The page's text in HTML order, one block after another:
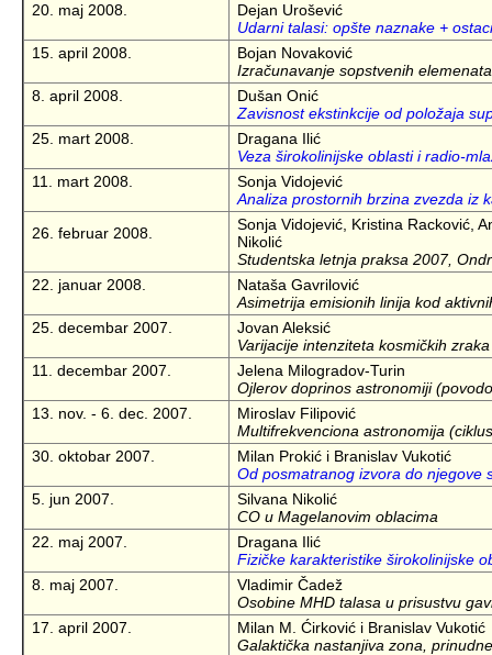
20. maj 2008.
Dejan Urošević
Udarni talasi: opšte naznake +
15. april 2008.
Bojan Novaković
Izračunavanje sopstvenih
8. april 2008.
Dušan Onić
Zavisnost ekstinkcije od položaja
25. mart 2008.
Dragana Ilić
Veza širokolinijske oblasti i radio-
11. mart 2008.
Sonja Vidojević
Analiza prostornih brzina zvezda iz
26. februar 2008.
Sonja Vidojević, Kristina Racković,
Nikolić
Studentska letnja praksa 2007,
22. januar 2008.
Nataša Gavrilović
Asimetrija emisionih linija kod
25. decembar 2007.
Jovan Aleksić
Varijacije intenziteta kosmičkih zraka
11. decembar 2007.
Jelena Milogradov-Turin
Ojlerov doprinos astronomiji
13. nov. - 6. dec. 2007.
Miroslav Filipović
Multifrekvenciona astronomija
30. oktobar 2007.
Milan Prokić i Branislav Vukotić
Od posmatranog izvora do njegove
5. jun 2007.
Silvana Nikolić
CO u Magelanovim oblacima
22. maj 2007.
Dragana Ilić
Fizičke karakteristike širokolinijske
8. maj 2007.
Vladimir Čadež
Osobine MHD talasa u prisustvu
17. april 2007.
Milan M. Ćirković i Branislav Vukotić
Galaktička nastanjiva zona,